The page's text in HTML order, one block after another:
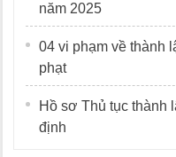
năm 2025
04 vi phạm về thành
phạt
Hồ sơ Thủ tục thành
định